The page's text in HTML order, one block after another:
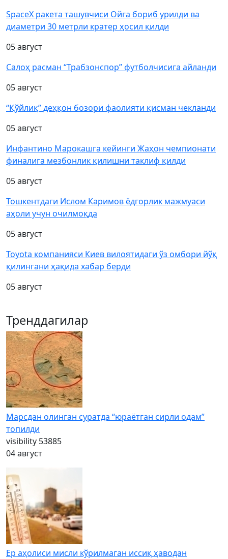
SpaceX ракета ташувчиси Ойга бориб урилди ва
диаметри 30 метрли кратер ҳосил қилди
05 август
Салоҳ расман “Трабзонспор” футболчисига айланди
05 август
“Қўйлиқ” деҳқон бозори фаолияти қисман чекланди
05 август
Инфантино Марокашга кейинги Жаҳон чемпионати
финалига мезбонлик қилишни таклиф қилди
05 август
Тошкентдаги Ислом Каримов ёдгорлик мажмуаси
аҳоли учун очилмоқда
05 август
Toyota компанияси Киев вилоятидаги ўз омбори йўқ
қилингани ҳақида хабар берди
05 август
Тренддагилар
Марсдан олинган суратда “юраётган сирли одам”
топилди
visibility 53885
04 август
Ер аҳолиси мисли кўрилмаган иссиқ ҳаводан